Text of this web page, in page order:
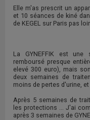
Elle m'as prescrit un
et 10 séances de kiné
de KEGEL sur Paris pas
La GYNEFFIK est une
remboursé presque
elevé 300 euro), mais
deux semaines de
moins de pertes d'urine,
Après 5 semaines de
les protections ... J'ai
après 3 semaines de